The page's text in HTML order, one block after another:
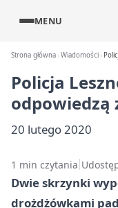
MENU
Strona główna Wiadomości
Policja
odpowiedzą
20 lutego 2020
1 min czytania
Dwie skrzynki
drożdżówkami